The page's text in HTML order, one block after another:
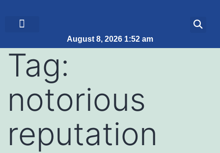
August 8, 2026 1:52 am
Tag:
notorious
reputation